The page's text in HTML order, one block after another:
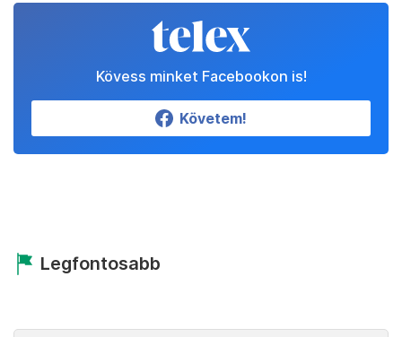
Kövess minket Facebookon is!
Követem!
Legfontosabb